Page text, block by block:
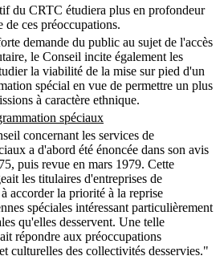
du CRTC étudiera plus en profondeur
de ces préoccupations.
demande du public au sujet de l'accès
le Conseil incite également les
la viabilité de la mise sur pied d'un
spécial en vue de permettre un plus
à caractère ethnique.
spéciaux
concernant les services de
a d'abord été énoncée dans son avis
puis revue en mars 1979. Cette
les titulaires d'entreprises de
accorder la priorité à la reprise
spéciales intéressant particulièrement
qu'elles desservent. Une telle
répondre aux préoccupations
culturelles des collectivités desservies."